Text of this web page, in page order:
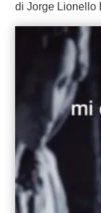
di Jorge Lionello